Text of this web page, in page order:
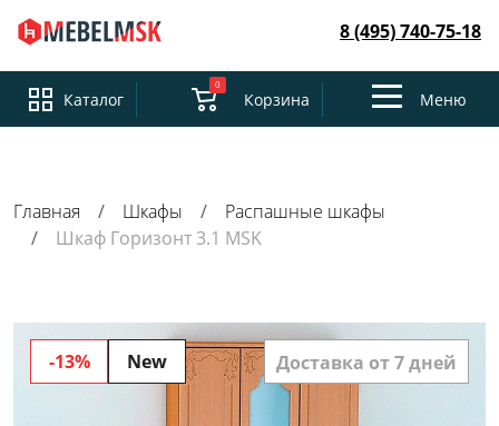
8 (495) 740-75-18
Каталог
0
Корзина
ToggleМеню
Главная Шкафы
Распашные шкафы
Шкаф Горизонт 3.1 MSK
-13% New Доставка от 7 дней